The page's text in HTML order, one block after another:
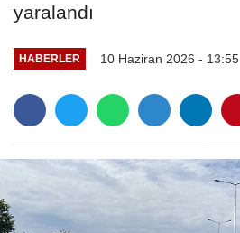
yaralandı
HABERLER 10 Haziran 2026 - 13:55